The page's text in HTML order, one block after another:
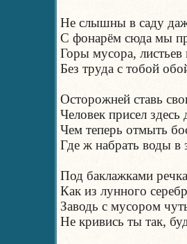
Не слышны в саду
С фонарём сюда мы
Горы мусора, листьев
Без труда с тобой
Осторожней ставь
Человек присел здесь
Чем теперь отмыть
Где ж набрать воды в
Под баклажками
Как из лунного
Заводь с мусором
Не кривись ты так,